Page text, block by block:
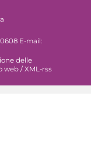
E-mail:
delle
web / XML-rss